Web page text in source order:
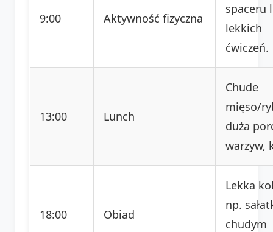
9:00 Aktywność fizyczna
spaceru
lekkich
ćwiczeń.
13:00 Lunch
Chude
mięso/
duża
warzyw,
18:00 Obiad
Lekka
np.
chudym